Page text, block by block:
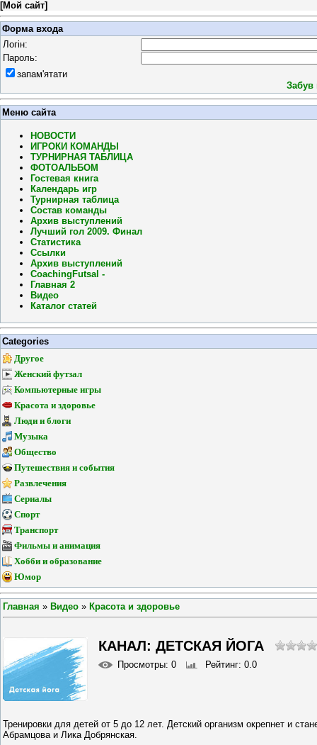
[Мой сайт]
Форма входа
Логін:
Пароль:
запам'ятати
Забув
Меню сайта
НОВОСТИ
ИГРОКИ КОМАНДЫ
ТУРНИРНАЯ ТАБЛИЦА
ФОТОАЛЬБОМ
Гостевая книга
Календарь игр
Турнирная таблица
Состав команды
Архив выступлений
Лучший гол 2009. Финал
Статистика
Ссылки
Архив выступлений
CoachingFutsal -
Главная 2
Видео
Каталог статей
Categories
Другое
Женский футзал
Компьютерные игры
Красота и здоровье
Люди и блоги
Музыка
Общество
Путешествия и события
Развлечения
Сериалы
Спорт
Транспорт
Фильмы и анимация
Хобби и образование
Юмор
Главная » Видео » Красота и здоровье
КАНАЛ: ДЕТСКАЯ ЙОГА
Просмотры: 0 Рейтинг: 0.0
Тренировки для детей от 5 до 12 лет. Детский организм окрепнет и
Абрамцова и Лика Добрянская.